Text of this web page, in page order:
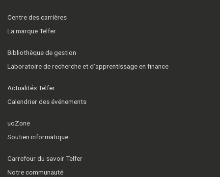
Centre des carrières
La marque Telfer
Bibliothèque de gestion
Laboratoire de recherche et d’apprentissage en finance
Actualités Telfer
Calendrier des événements
uoZone
Soutien informatique
Carrefour du savoir Telfer
Notre communauté